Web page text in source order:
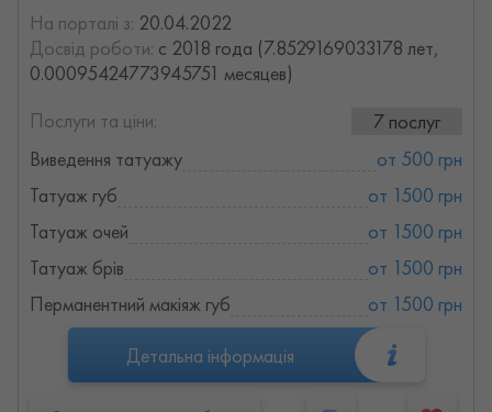
На порталі з: 20.04.2022
Досвід роботи: с 2018 года (7.8529169033178 лет,
0.00095424773945751 месяцев)
Послуги та ціни:
7 послуг
Виведення татуажу
от 500 грн
Татуаж губ
от 1500 грн
Татуаж очей
от 1500 грн
Татуаж брів
от 1500 грн
Перманентний макіяж губ
от 1500 грн
Детальна інформація